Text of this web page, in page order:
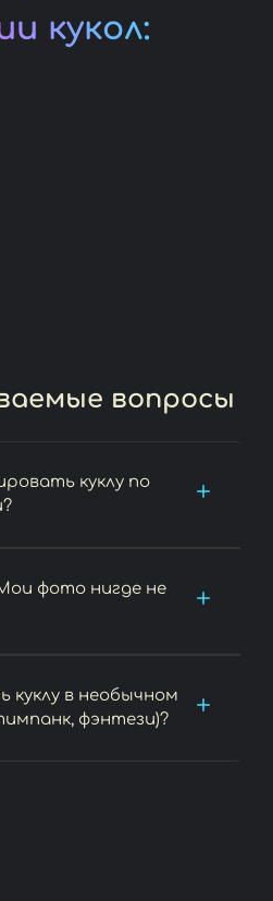
кукол:
вопросы
куклу по
фото нигде не
куклу в необычном
фэнтези)?